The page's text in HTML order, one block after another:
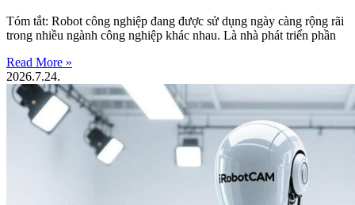
Tóm tắt: Robot công nghiệp đang được sử dụng ngày càng rộng rãi
trong nhiều ngành công nghiệp khác nhau. Là nhà phát triển phần
Read More »
2026.7.24.